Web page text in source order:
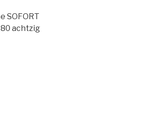
SOFORT
achtzig